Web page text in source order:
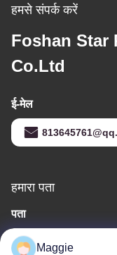
हमसे संपर्क करें
Foshan Star
Co.Ltd
ई-मेल
हमारा पता
पता
कमरा 1402, ब्लॉक ए 6,
गुआंग्डोंग प्रांत।
Maggie